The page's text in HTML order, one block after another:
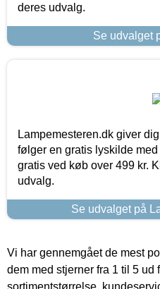
deres udvalg.
Se udvalget
Lampemesteren.dk giver
følger en gratis lyskilde
gratis ved køb over 499 kr.
udvalg.
Se udvalget på
Vi har gennemgået de mest
dem med stjerner fra 1 til 5 ud
sortimentstørrelse,